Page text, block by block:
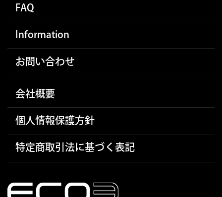
FAQ
Information
お問い合わせ
会社概要
個人情報保護方針
特定商取引法に基づく表記